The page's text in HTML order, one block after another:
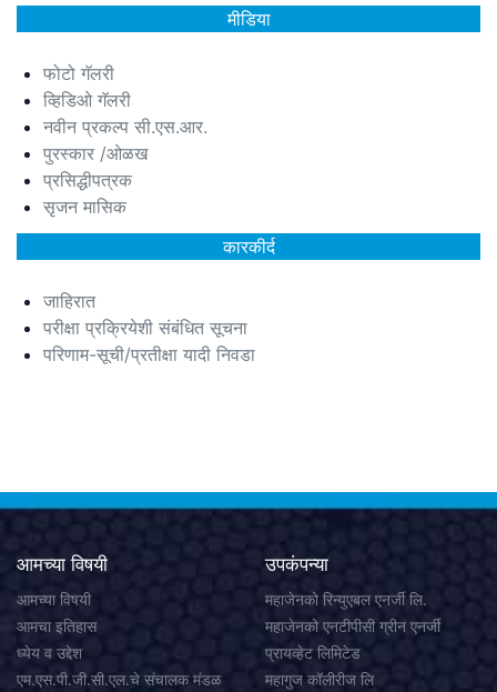
मीडिया
फोटो गॅलरी
व्हिडिओ गॅलरी
नवीन प्रकल्प सी.एस.आर.
पुरस्कार /ओळख
प्रसिद्धीपत्रक
सृजन मासिक
कारकीर्द
जाहिरात
परीक्षा प्रक्रियेशी संबंधित सूचना
परिणाम-सूची/प्रतीक्षा यादी निवडा
आमच्या विषयी
आमच्या विषयी
आमचा इतिहास
ध्येय व उद्देश
एम.एस.पी.जी.सी.एल.चे संचालक मंडळ
उपकंपन्या
महाजेनको रिन्युएबल एनर्जी लि.
महाजेनको एनटीपीसी ग्रीन एनर्जी
प्रायव्हेट लिमिटेड
महागुज कॉलीरीज लि